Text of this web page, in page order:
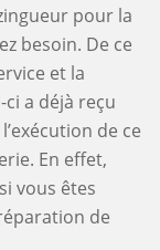
pour la
besoin. De ce
et la
a déjà reçu
de ce
En effet,
vous êtes
de